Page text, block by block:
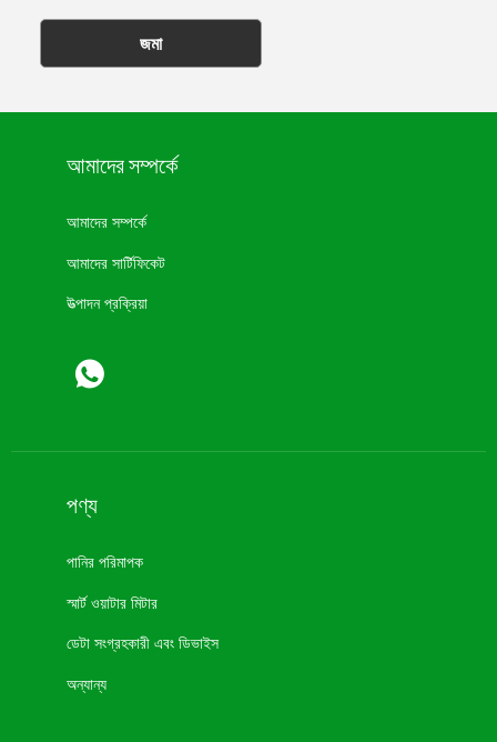
জমা
আমাদের সম্পর্কে
আমাদের সম্পর্কে
আমাদের সার্টিফিকেট
উত্পাদন প্রক্রিয়া
পণ্য
পানির পরিমাপক
স্মার্ট ওয়াটার মিটার
ডেটা সংগ্রহকারী এবং ডিভাইস
অন্যান্য